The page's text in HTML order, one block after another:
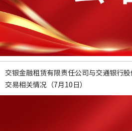
交银金融租赁有限责任公司与交通银行
交易相关情况（7月10日）